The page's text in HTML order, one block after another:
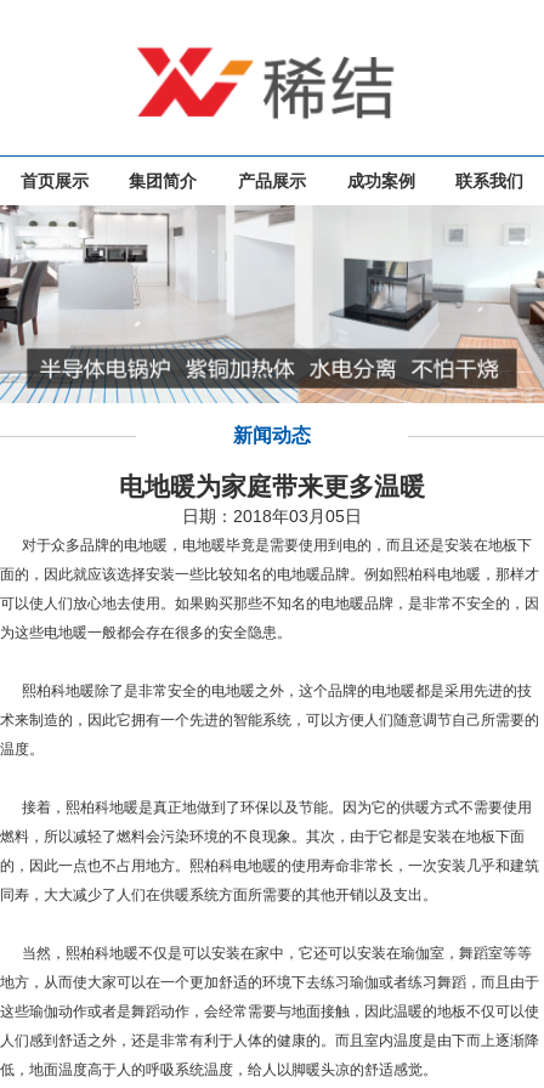
首页展示 集团简介 产品展示 成功案例 联系我们
新闻动态
电地暖为家庭带来更多温暖
日期：2018年03月05日
对于众多品牌的电地暖，电地暖毕竟是需要使用到电的，而且还是安装在地板下
面的，因此就应该选择安装一些比较知名的电地暖品牌。例如熙柏科电地暖，那样才
可以使人们放心地去使用。如果购买那些不知名的电地暖品牌，是非常不安全的，因
为这些电地暖一般都会存在很多的安全隐患。
熙柏科地暖除了是非常安全的电地暖之外，这个品牌的电地暖都是采用先进的技
术来制造的，因此它拥有一个先进的智能系统，可以方便人们随意调节自己所需要的
温度。
接着，熙柏科地暖是真正地做到了环保以及节能。因为它的供暖方式不需要使用
燃料，所以减轻了燃料会污染环境的不良现象。其次，由于它都是安装在地板下面
的，因此一点也不占用地方。熙柏科电地暖的使用寿命非常长，一次安装几乎和建筑
同寿，大大减少了人们在供暖系统方面所需要的其他开销以及支出。
当然，熙柏科地暖不仅是可以安装在家中，它还可以安装在瑜伽室，舞蹈室等等
地方，从而使大家可以在一个更加舒适的环境下去练习瑜伽或者练习舞蹈，而且由于
这些瑜伽动作或者是舞蹈动作，会经常需要与地面接触，因此温暖的地板不仅可以使
人们感到舒适之外，还是非常有利于人体的健康的。而且室内温度是由下而上逐渐降
低，地面温度高于人的呼吸系统温度，给人以脚暖头凉的舒适感觉。